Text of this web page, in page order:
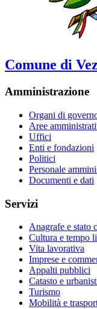
Comune di
Amministrazione
Organi di
Aree
Uffici
Enti e fondazioni
Politici
Personale
Documenti e dati
Servizi
Anagrafe e stato
Cultura e tempo
Vita lavorativa
Imprese e
Appalti pubblici
Catasto e
Turismo
Mobilità e